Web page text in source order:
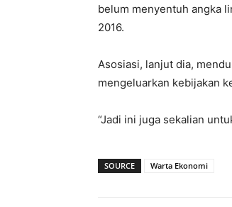
belum menyentuh angka
2016.
Asosiasi, lanjut dia,
mengeluarkan kebijakan
“Jadi ini juga sekalian
SOURCE Warta Ekonomi